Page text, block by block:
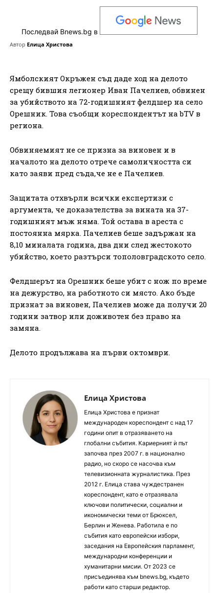
Последвай Bnews.bg в
Автор Елица Христова
Ямболският Окръжен съд даде ход на делото
срещу бившия легионер Иван Пачелиев, обвинен
за убийството на 72-годишният фелдшер на село
Орешник. Това съобщи кореспондентът на bTV в
региона.
Обвиняемият не се призна за виновен и в
началото на делото отрече самоличността си
като заяви пред съда,че не е Пачелиев.
Защитата отхвърли всички експертизи с
аргумента, че доказателства за вината на 37-
годишният мъж няма. Той остава в ареста с
постоянна мярка. Пачелиев беше задържан на
8,10 миналата година, два дни след жестокото
убийство, което разтърси тополовградското село.
Фелдшерът на Орешник беше убит с нож по време
на дежурство, на работното си място. Ако бъде
признат за виновен, Пачелиев може да получи 20
години затвор или доживотен без право на
замяна.
Делото продължава на първи октомври.
Елица Христова
Елица Христова е признат
международен кореспондент с над 17
години опит в отразяването на
глобални събития. Кариерният ѝ път
започва през 2007 г. в национално
радио, но скоро се насочва към
телевизионната журналистика. През
2012 г. Елица става чуждестранен
кореспондент, като е отразявала
ключови политически, социални и
икономически теми от Брюксел,
Берлин и Женева. Работила е по
събития като европейски избори,
заседания на Европейския парламент,
международни конференции и
хуманитарни мисии. От 2023 се
присъединява към bnews.bg, където
работи като старши редактор.